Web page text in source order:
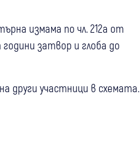
измама по чл. 212а от
затвор и глоба до
други участници в схемата.